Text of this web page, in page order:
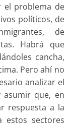
el problema de
políticos, de
de
Habrá que
cancha,
Pero ahí no
analizar el
que, en
respuesta a la
sectores